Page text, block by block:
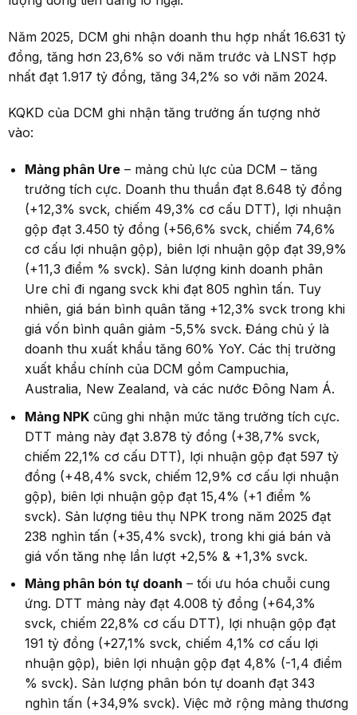
Năm 2025, DCM ghi nhận doanh thu hợp nhất 16.631 tỷ
đồng, tăng hơn 23,6% so với năm trước và LNST hợp
nhất đạt 1.917 tỷ đồng, tăng 34,2% so với năm 2024.
KQKD của DCM ghi nhận tăng trưởng ấn tượng nhờ
vào:
Mảng phân Ure– mảng chủ lực của DCM – tăng
trưởng tích cực. Doanh thu thuần đạt 8.648 tỷ đồng
(+12,3% svck, chiếm 49,3% cơ cấu DTT), lợi nhuận
gộp đạt 3.450 tỷ đồng (+56,6% svck, chiếm 74,6%
cơ cấu lợi nhuận gộp), biên lợi nhuận gộp đạt 39,9%
(+11,3 điểm % svck). Sản lượng kinh doanh phân
Ure chỉ đi ngang svck khi đạt 805 nghìn tấn. Tuy
nhiên, giá bán bình quân tăng +12,3% svck trong khi
giá vốn bình quân giảm -5,5% svck. Đáng chủ ý là
doanh thu xuất khẩu tăng 60% YoY. Các thị trường
xuất khẩu chính của DCM gồm Campuchia,
Australia, New Zealand, và các nước Đông Nam Á.
Mảng NPKcũng ghi nhận mức tăng trưởng tích cực.
DTT mảng này đạt 3.878 tỷ đồng (+38,7% svck,
chiếm 22,1% cơ cấu DTT), lợi nhuận gộp đạt 597 tỷ
đồng (+48,4% svck, chiếm 12,9% cơ cấu lợi nhuận
gộp), biên lợi nhuận gộp đạt 15,4% (+1 điểm %
svck). Sản lượng tiêu thụ NPK trong năm 2025 đạt
238 nghìn tấn (+35,4% svck), trong khi giá bán và
giá vốn tăng nhẹ lần lượt +2,5% & +1,3% svck.
Mảng phân bón tự doanh – tối ưu hóa chuỗi cung
ứng. DTT mảng này đạt 4.008 tỷ đồng (+64,3%
svck, chiếm 22,8% cơ cấu DTT), lợi nhuận gộp đạt
191 tỷ đồng (+27,1% svck, chiếm 4,1% cơ cấu lợi
nhuận gộp), biên lợi nhuận gộp đạt 4,8% (-1,4 điểm
% svck). Sản lượng phân bón tự doanh đạt 343
nghìn tấn (+34,9% svck). Việc mở rộng mảng thương